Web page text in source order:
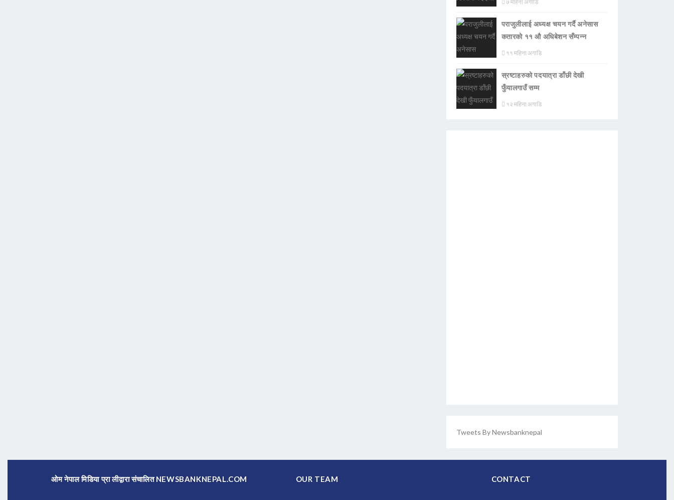
७ महिना अगाडि
पराजुलीलाई अध्यक्ष चयन गर्दै अनेसास
कतारको ११ औ अधिबेशन सँम्पन्न
११ महिना अगाडि
स्रष्टाहरुको पदयात्रा डाँछी देखी
फुँयालगाउँ सम्म
१२ महिना अगाडि
Tweets By Newsbanknepal
ओम नेपाल मिडिया प्रा लीद्वारा संचालित NEWSBANKNEPAL.COM OUR TEAM CONTACT